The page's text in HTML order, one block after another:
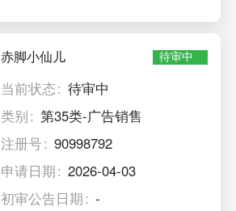
赤脚小仙儿 待审中
当前状态
待审中
类别
第35类-广告销售
注册号
90998792
申请日期
2026-04-03
初审公告日期
-